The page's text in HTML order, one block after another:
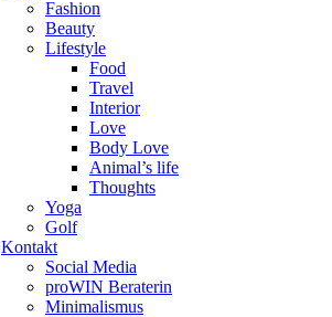
Fashion
Beauty
Lifestyle
Food
Travel
Interior
Love
Body Love
Animal’s life
Thoughts
Yoga
Golf
Kontakt
Social Media
proWIN Beraterin
Minimalismus